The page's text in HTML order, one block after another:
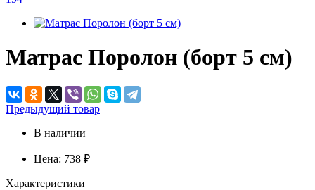
Матрас Поролон (борт 5 см)
Предыдущий товар
В наличии
Цена: 738 ₽
Характеристики